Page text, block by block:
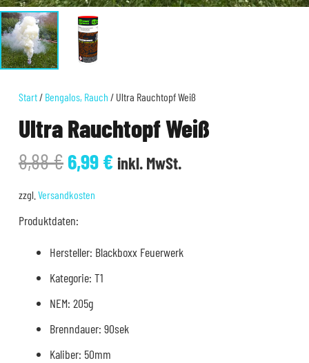
Start/ Bengalos, Rauch / Ultra Rauchtopf Weiß
Ultra Rauchtopf Weiß
8,88€Ursprünglicher
Preis
war:
8,88 €
6,99€Aktueller
inkl. MwSt.
zzgl. Versandkosten
Produktdaten:
Hersteller: Blackboxx Feuerwerk
Kategorie: T1
NEM: 205g
Brenndauer: 90sek
Kaliber: 50mm